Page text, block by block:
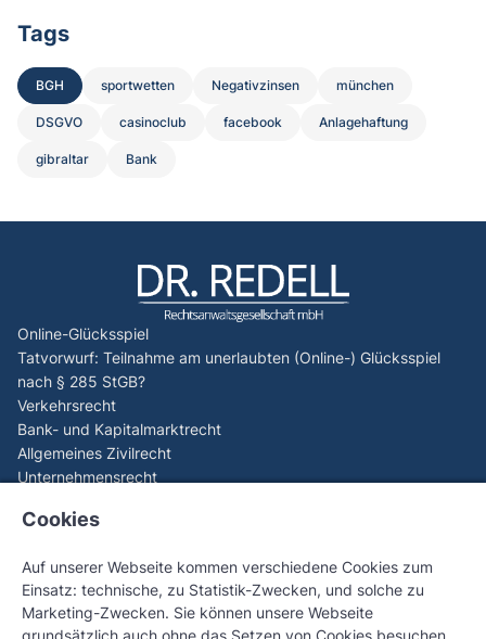
Tags
BGH sportwetten Negativzinsen münchen
DSGVO casinoclub facebook Anlagehaftung
gibraltar Bank
Online-Glücksspiel
Tatvorwurf: Teilnahme am unerlaubten (Online-) Glücksspiel
nach § 285 StGB?
Verkehrsrecht
Bank- und Kapitalmarktrecht
Allgemeines Zivilrecht
Unternehmensrecht
EuGH (C-440/23): Spieler können Verluste aus illegalem
EuGH-Generalanwalt sorgt für Paukenschlag beim Online-
Glücksspiel – C-530/24 Tipico Sportwetten
OLG Stuttgart stärkt Verbraucherrechte – Geld zurück bei
Cookies
Auf unserer Webseite kommen verschiedene Cookies zum
Einsatz: technische, zu Statistik-Zwecken, und solche zu
Marketing-Zwecken. Sie können unsere Webseite
grundsätzlich auch ohne das Setzen von Cookies besuchen.